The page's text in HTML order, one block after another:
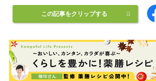
この記事をクリップする